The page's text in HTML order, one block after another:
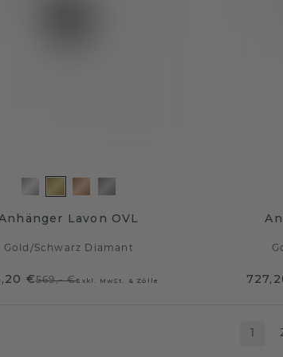
Lavon OVL
Gold /Schwarz Diamant
€569,- €Exkl. MwSt. & Zölle
1